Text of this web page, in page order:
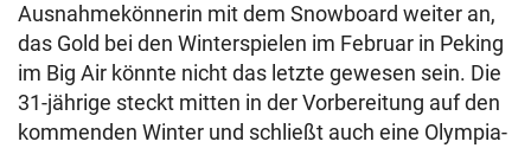
Ausnahmekönnerin mit dem Snowboard weiter an,
das Gold bei den Winterspielen im Februar in Peking
im Big Air könnte nicht das letzte gewesen sein. Die
31-jährige steckt mitten in der Vorbereitung auf den
kommenden Winter und schließt auch eine Olympia-